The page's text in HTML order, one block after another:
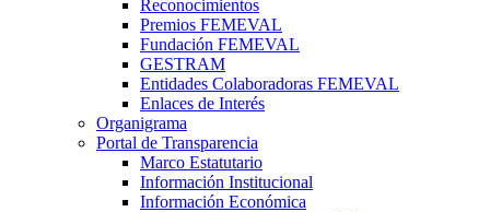
Reconocimientos
Premios FEMEVAL
Fundación FEMEVAL
GESTRAM
Entidades Colaboradoras FEMEVAL
Enlaces de Interés
Organigrama
Portal de Transparencia
Marco Estatutario
Información Institucional
Información Económica